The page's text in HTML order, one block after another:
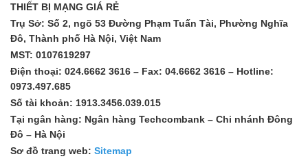
THIẾT BỊ MẠNG GIÁ RẺ
Trụ Sở: Số 2, ngõ 53 Đường Phạm Tuấn Tài, Phường Nghĩa
Đô, Thành phố Hà Nội, Việt Nam
MST: 0107619297
Điện thoại: 024.6662 3616 – Fax: 04.6662 3616 – Hotline:
0973.497.685
Số tài khoản: 1913.3456.039.015
Tại ngân hàng: Ngân hàng Techcombank – Chi nhánh Đông
Đô – Hà Nội
Sơ đồ trang web: Sitemap